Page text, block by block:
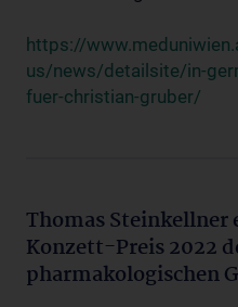
https://
us/news/detailsite/in-
fuer-christian-gruber/
Thomas
Konzett-Preis 2022
pharmakologischen